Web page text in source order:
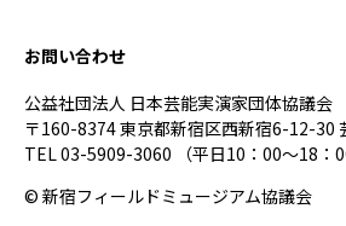
お問い合わせ
公益社団法人 日本芸能実演家団体協議会
〒160-8374 東京都新宿区西新宿6-12-30
TEL 03-5909-3060 （平日10：00～18：
© 新宿フィールドミュージアム協議会